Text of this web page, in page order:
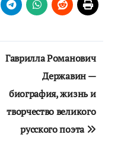
Гаврилла Романович
Державин —
биография, жизнь и
творчество великого
русского поэта